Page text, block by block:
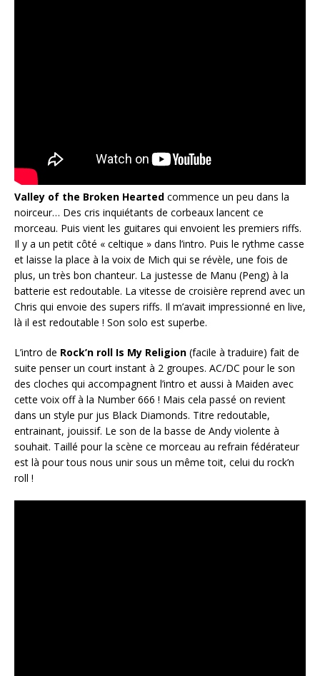
Valley of the Broken Hearted commence un peu dans la
noirceur… Des cris inquiétants de corbeaux lancent ce
morceau. Puis vient les guitares qui envoient les premiers riffs.
Il y a un petit côté « celtique » dans l’intro. Puis le rythme casse
et laisse la place à la voix de Mich qui se révèle, une fois de
plus, un très bon chanteur. La justesse de Manu (Peng) à la
batterie est redoutable. La vitesse de croisière reprend avec un
Chris qui envoie des supers riffs. Il m’avait impressionné en live,
là il est redoutable ! Son solo est superbe.
L’intro de Rock’n roll Is My Religion (facile à traduire) fait de
suite penser un court instant à 2 groupes. AC/DC pour le son
des cloches qui accompagnent l’intro et aussi à Maiden avec
cette voix off à la Number 666 ! Mais cela passé on revient
dans un style pur jus Black Diamonds. Titre redoutable,
entrainant, jouissif. Le son de la basse de Andy violente à
souhait. Taillé pour la scène ce morceau au refrain fédérateur
est là pour tous nous unir sous un même toit, celui du rock’n
roll !